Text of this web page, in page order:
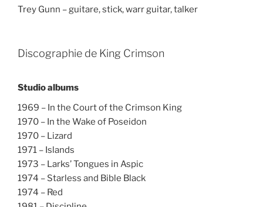
Trey Gunn – guitare, stick, warr guitar, talker
Discographie de King Crimson
Studio albums
1969 – In the Court of the Crimson King
1970 – In the Wake of Poseidon
1970 – Lizard
1971 – Islands
1973 – Larks’ Tongues in Aspic
1974 – Starless and Bible Black
1974 – Red